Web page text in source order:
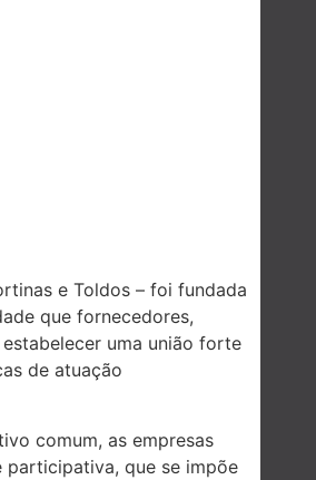
e Toldos – foi fundada
que fornecedores,
uma união forte
de atuação
comum, as empresas
participativa, que se impõe